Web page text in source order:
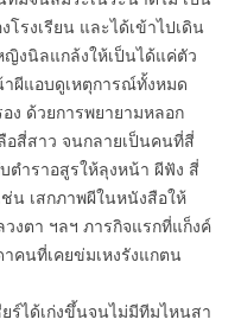
รงเรียน และได้เข้าไปเดิน
งนิลแกล้งให้เป็นได้แค่ตัว
าผีแอบดูเหตุการณ์ทั้งหมด
ง ด้วยการพยายามหลอก
อสี่สาว จนกลายเป็นคนที่สี่
ตำราอสูรให้ลุงหน้า ผีฟัง สี่
น เสกภาพผีในหนังสือให้
งตา ฯลฯ ภารกิจแรกที่แก็งค์
คนที่เคยข่มเหงรังแกตน
ร์ได้เก่งขึ้นจนไม่มีทีมไหนสา